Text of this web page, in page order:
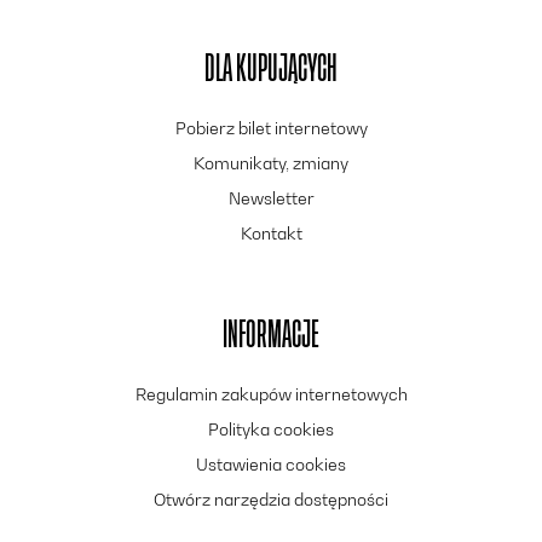
DLA KUPUJĄCYCH
Pobierz bilet internetowy
Komunikaty, zmiany
Newsletter
Kontakt
INFORMACJE
Regulamin zakupów internetowych
Polityka cookies
Ustawienia cookies
Otwórz narzędzia dostępności